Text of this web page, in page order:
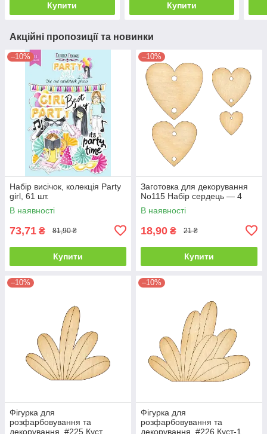
Купити Купити
Акційні пропозиції та новинки
–10%
Набір висічок, колекція Party
girl, 61 шт.
В наявності
73,71 ₴ 81,90 ₴
Купити
–10%
Заготовка для декорування
No115 Набір сердець — 4
В наявності
18,90 ₴ 21 ₴
Купити
–10%
Фігурка для
розфарбовування та
декорування, #225 Куст
–10%
Фігурка для
розфарбовування та
декорування, #226 Куст-1